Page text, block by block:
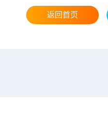
返回首页